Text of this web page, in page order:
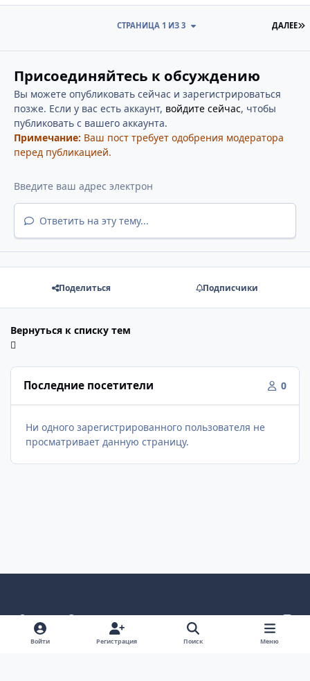
ДАЛЕЕ
СТРАНИЦА 1 ИЗ 3
Присоединяйтесь к обсуждению
Вы можете опубликовать сейчас и зарегистрироваться
позже. Если у вас есть аккаунт, войдите сейчас, чтобы
публиковать с вашего аккаунта.
Примечание: Ваш пост требует одобрения модератора
перед публикацией.
Ответить на эту тему...
Поделиться Подписчики
Вернуться к списку тем
Последние посетители 0
Ни одного зарегистрированного пользователя не
просматривает данную страницу.
Светлый режим
Темный режим
Как в системе
v
k
Политика конфиденциальности
Войти Регистрация Поиск Меню